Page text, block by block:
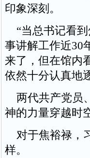
印象深刻。
“当总书记看到
事讲解工作近30
来了，但在馆内
依然十分认真地
两代共产党员
神的力量穿越时
对于焦裕禄，
样。